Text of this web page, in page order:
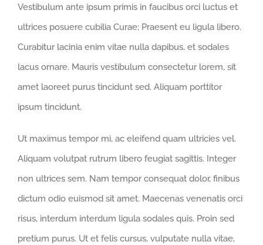
Vestibulum ante ipsum primis in faucibus orci luctus et
ultrices posuere cubilia Curae; Praesent eu ligula libero.
Curabitur lacinia enim vitae nulla dapibus, et sodales
lacus ornare. Mauris vestibulum consectetur lorem, sit
amet laoreet purus tincidunt sed. Aliquam porttitor
ipsum tincidunt.
Ut maximus tempor mi, ac eleifend quam ultricies vel.
Aliquam volutpat rutrum libero feugiat sagittis. Integer
non ultrices sem. Nam tempor consequat dolor, finibus
dictum odio euismod sit amet. Maecenas venenatis orci
risus, interdum interdum ligula sodales quis. Proin sed
pretium purus. Ut et felis cursus, vulputate nulla vitae,